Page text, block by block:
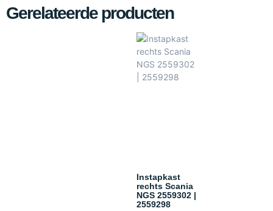
Gerelateerde producten
Instapkast
rechts Scania
NGS 2559302 |
2559298